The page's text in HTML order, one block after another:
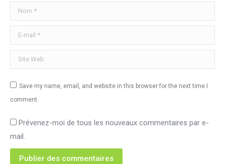
Nom *
E-mail *
Site Web
Save my name, email, and website in this browser for the next time I
comment.
Prévenez-moi de tous les nouveaux commentaires par e-
mail.
Publier des commentaires